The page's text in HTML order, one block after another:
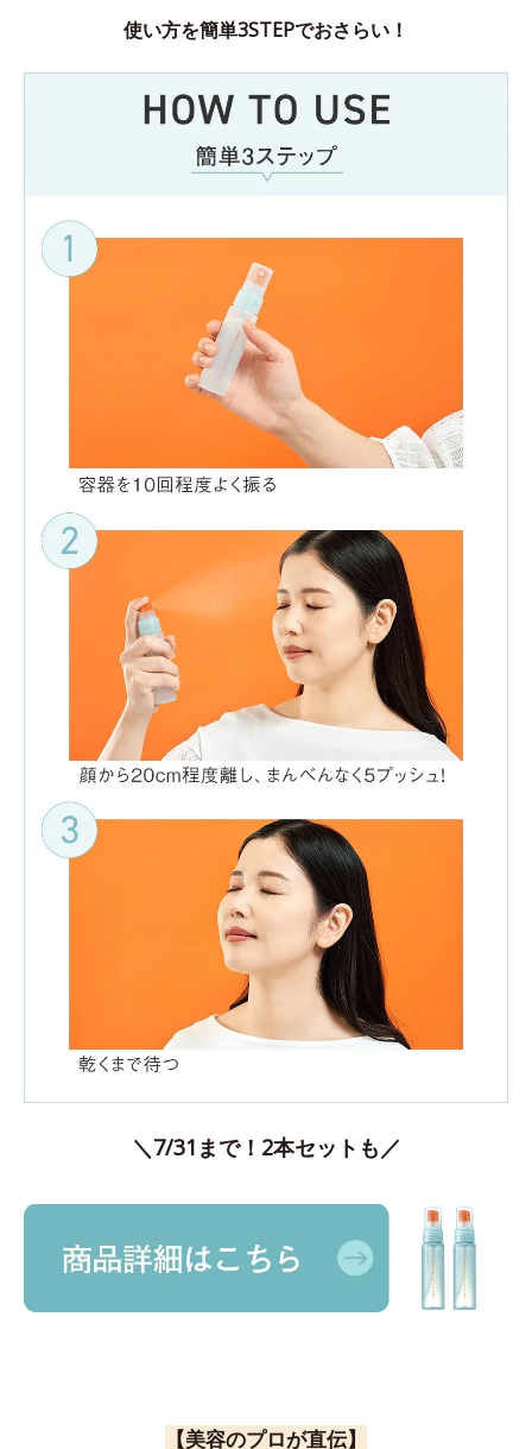
使い方を簡単3STEPでおさらい！
＼7/31まで！2本セットも／
【美容のプロが直伝】